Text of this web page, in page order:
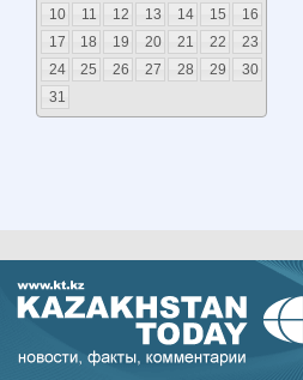
10
11 12 13 14 15
16
17
18 19 20 21 22
23
24
25 26 27 28 29
30
31